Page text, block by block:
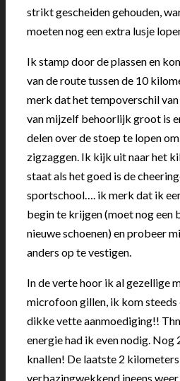
strikt gescheiden gehouden,
moeten nog een extra lusje
Ik stamp door de plassen en
van de route tussen de 10
merk dat het tempoverschil
van mijzelf behoorlijk groot is
delen over de stoep te lopen
zigzaggen. Ik kijk uit naar het
staat als het goed is de
sportschool…. ik merk dat ik
begin te krijgen (moet nog een
nieuwe schoenen) en probeer
anders op te vestigen.
In de verte hoor ik al gezellige
microfoon gillen, ik kom
dikke vette aanmoediging!!
energie had ik even nodig. Nog
knallen! De laatste 2
verbazingwekkend ineens